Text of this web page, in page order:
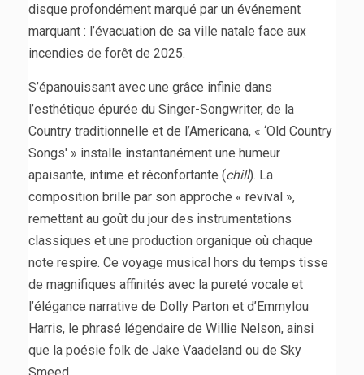
disque profondément marqué par un événement
marquant : l’évacuation de sa ville natale face aux
incendies de forêt de 2025.
S’épanouissant avec une grâce infinie dans
l’esthétique épurée du Singer-Songwriter, de la
Country traditionnelle et de l’Americana, « ‘Old Country
Songs' » installe instantanément une humeur
apaisante, intime et réconfortante (chill). La
composition brille par son approche « revival »,
remettant au goût du jour des instrumentations
classiques et une production organique où chaque
note respire. Ce voyage musical hors du temps tisse
de magnifiques affinités avec la pureté vocale et
l’élégance narrative de Dolly Parton et d’Emmylou
Harris, le phrasé légendaire de Willie Nelson, ainsi
que la poésie folk de Jake Vaadeland ou de Sky